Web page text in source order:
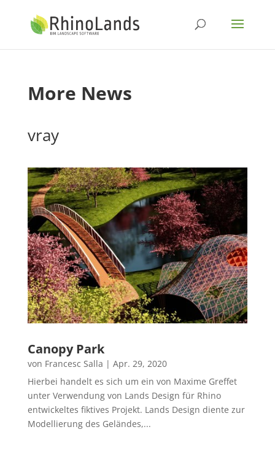
More News
vray
Canopy Park
von Francesc Salla | Apr. 29, 2020
Hierbei handelt es sich um ein von Maxime Greffet
unter Verwendung von Lands Design für Rhino
entwickeltes fiktives Projekt. Lands Design diente zur
Modellierung des Geländes,...